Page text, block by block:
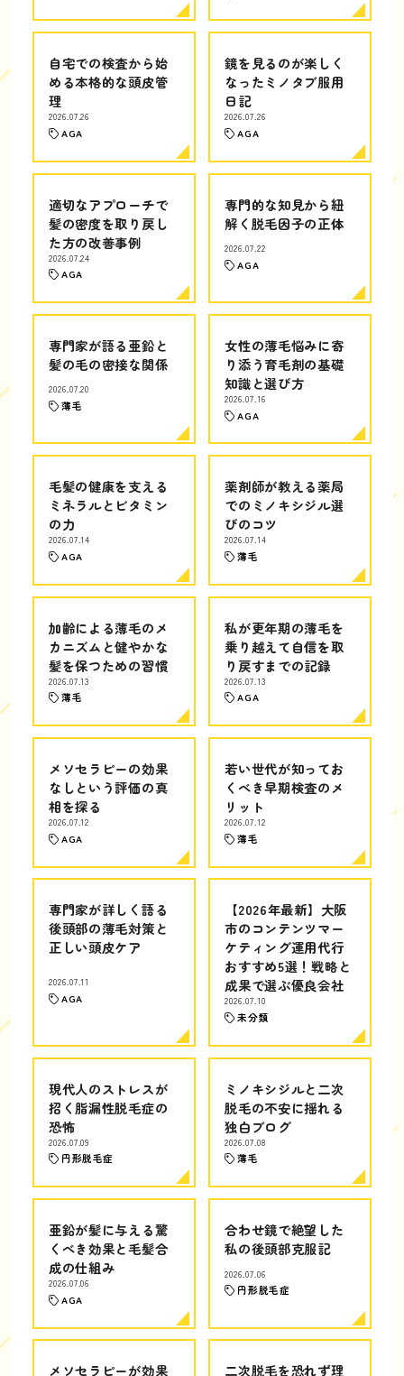
自宅での検査から始
める本格的な頭皮管
理
2026.07.26
AGA
鏡を見るのが楽しく
なったミノタブ服用
日記
2026.07.26
AGA
適切なアプローチで
髪の密度を取り戻し
た方の改善事例
2026.07.24
AGA
専門的な知見から紐
解く脱毛因子の正体
2026.07.22
AGA
専門家が語る亜鉛と
髪の毛の密接な関係
2026.07.20
薄毛
女性の薄毛悩みに寄
り添う育毛剤の基礎
知識と選び方
2026.07.16
AGA
毛髪の健康を支える
ミネラルとビタミン
の力
2026.07.14
AGA
薬剤師が教える薬局
でのミノキシジル選
びのコツ
2026.07.14
薄毛
加齢による薄毛のメ
カニズムと健やかな
髪を保つための習慣
2026.07.13
薄毛
私が更年期の薄毛を
乗り越えて自信を取
り戻すまでの記録
2026.07.13
AGA
メソセラピーの効果
なしという評価の真
相を探る
2026.07.12
AGA
若い世代が知ってお
くべき早期検査のメ
リット
2026.07.12
薄毛
専門家が詳しく語る
後頭部の薄毛対策と
正しい頭皮ケア
2026.07.11
AGA
【2026年最新】大阪
市のコンテンツマー
ケティング運用代行
おすすめ5選！戦略と
成果で選ぶ優良会社
2026.07.10
未分類
現代人のストレスが
招く脂漏性脱毛症の
恐怖
2026.07.09
円形脱毛症
ミノキシジルと二次
脱毛の不安に揺れる
独白ブログ
2026.07.08
薄毛
亜鉛が髪に与える驚
くべき効果と毛髪合
成の仕組み
2026.07.06
AGA
合わせ鏡で絶望した
私の後頭部克服記
2026.07.06
円形脱毛症
メソセラピーが効果 二次脱毛を恐れず理